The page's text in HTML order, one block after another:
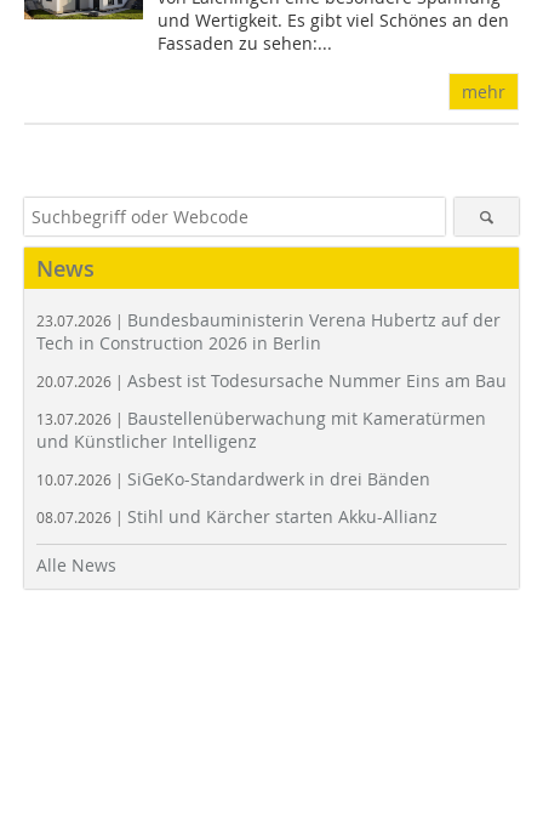
und Wertigkeit. Es gibt viel Schönes an den
Fassaden zu sehen:...
mehr
News
23.07.2026 | Bundesbauministerin Verena Hubertz auf der
Tech in Construction 2026 in Berlin
20.07.2026 | Asbest ist Todesursache Nummer Eins am Bau
13.07.2026 | Baustellenüberwachung mit Kameratürmen
und Künstlicher Intelligenz
10.07.2026 | SiGeKo-Standardwerk in drei Bänden
08.07.2026 | Stihl und Kärcher starten Akku-Allianz
Alle News